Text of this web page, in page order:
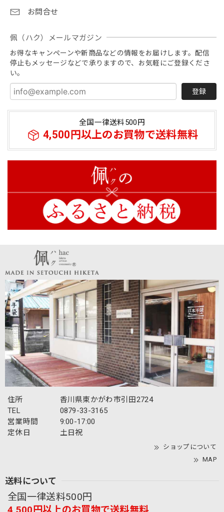
お問合せ
佩（ハク）メールマガジン
お得なキャンペーンや新商品などの情報をお届けします。配信
停止もメッセージなどで承りますので、お気軽にご登録くださ
い。
登録
全国一律送料500円
4,500円以上のお買物で送料無料
住所
香川県東かがわ市引田2724
TEL
0879-33-3165
営業時間
9:00-17:00
定休日
土日祝
ショップについて
MAP
送料について
全国一律送料500円